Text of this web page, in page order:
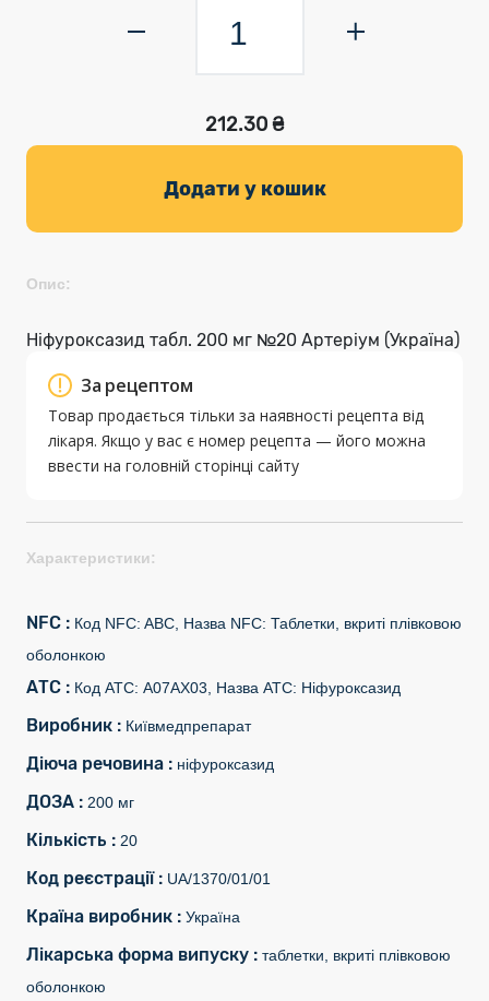
212.30 ₴
Додати у кошик
Опис:
Ніфуроксазид табл. 200 мг №20 Артеріум (Україна)
За рецептом
Товар продається тільки за наявності рецепта від
лікаря. Якщо у вас є номер рецепта — його можна
ввести на головній сторінці сайту
Характеристики:
NFC : Код NFC: ABC, Назва NFC: Таблетки, вкриті плівковою
оболонкою
АТС : Код АТС: A07AX03, Назва АТС: Ніфуроксазид
Виробник : Київмедпрепарат
Діюча речовина : ніфуроксазид
ДОЗА : 200 мг
Кількість : 20
Код реєстрації : UA/1370/01/01
Країна виробник : Україна
Лікарська форма випуску : таблетки, вкриті плівковою
оболонкою